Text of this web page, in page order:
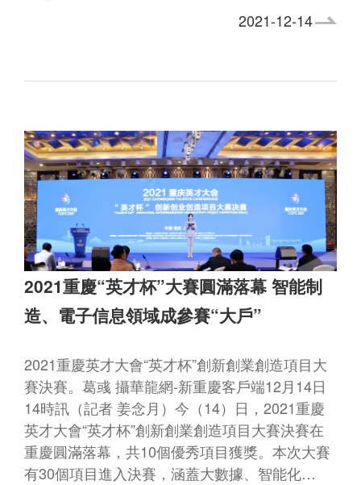
2021-12-14
2021重慶“英才杯”大賽圓滿落幕 智能制
造、電子信息領域成參賽“大戶”
2021重慶英才大會“英才杯”創新創業創造項目大
賽決賽。葛彧 攝華龍網-新重慶客戶端12月14日
14時訊（記者 姜念月）今（14）日，2021重慶
英才大會“英才杯”創新創業創造項目大賽決賽在
重慶圓滿落幕，共10個優秀項目獲獎。本次大賽
有30個項目進入決賽，涵蓋大數據、智能化…